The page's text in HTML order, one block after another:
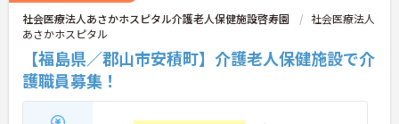
社会医療法人あさかホスピタル介護老人保健施設啓寿園
社会医療法人
あさかホスピタル
【福島県／郡山市安積町】介護老人保健施設で介
護職員募集！